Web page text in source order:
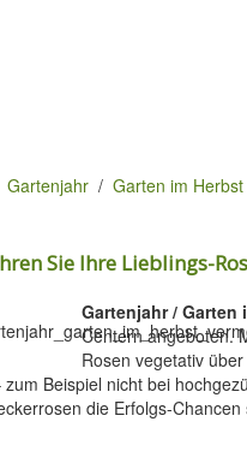
Gartenjahr Garten im Herbst
Sie Ihre Lieblings-
Gartenjahr / Garten
Centern angeboten.
Rosen vegetativ
zum Beispiel nicht bei
die Erfolgs-Chancen